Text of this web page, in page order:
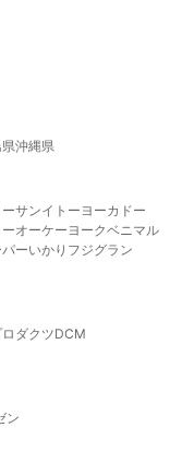
沖縄県
サンイトーヨーカドー
オーケー ヨークベニマル
ーいかり フジグラン
ダクツDCM
ン